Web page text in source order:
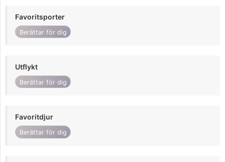
Favoritsporter
Berättar för dig
Utflykt
Berättar för dig
Favoritdjur
Berättar för dig